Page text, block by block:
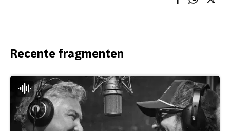
Recente fragmenten